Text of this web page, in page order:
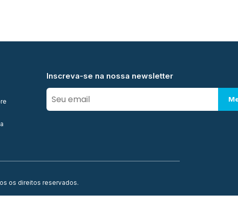
Inscreva-se na nossa newsletter
os direitos reservados.